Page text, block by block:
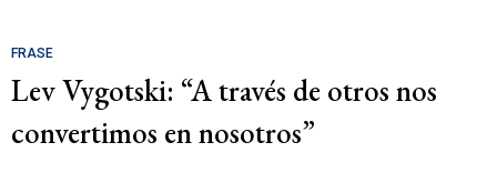
FRASE
Lev Vygotski: “A través de otros nos
convertimos en nosotros”